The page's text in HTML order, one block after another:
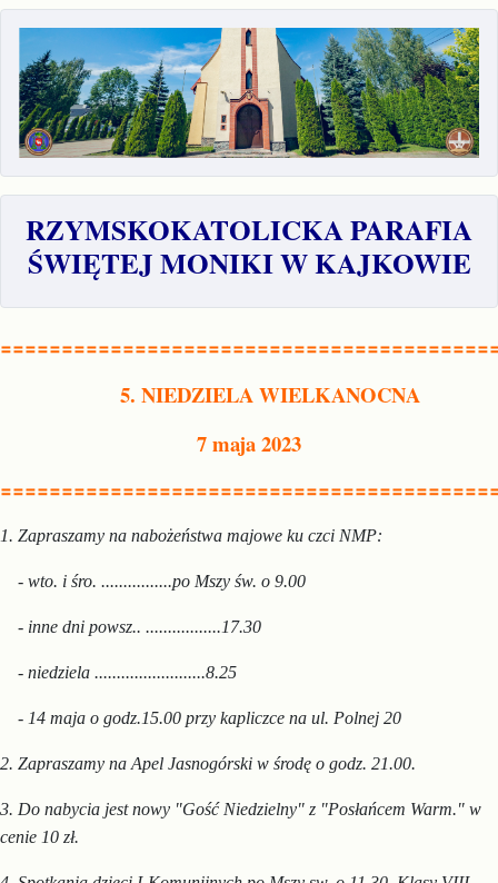
RZYMSKOKATOLICKA PARAFIA
ŚWIĘTEJ MONIKI W KAJKOWIE
5. NIEDZIELA WIELKANOCNA
7 maja 2023
1. Zapraszamy na nabożeństwa majowe ku czci NMP:
- wto. i śro. ................po Mszy św. o 9.00
- inne dni powsz.. .................17.30
- niedziela .........................8.25
- 14 maja o godz.15.00 przy kapliczce na ul. Polnej 20
2. Zapraszamy na Apel Jasnogórski w środę o godz. 21.00.
3. Do nabycia jest nowy "Gość Niedzielny" z "Posłańcem Warm." w
cenie 10 zł.